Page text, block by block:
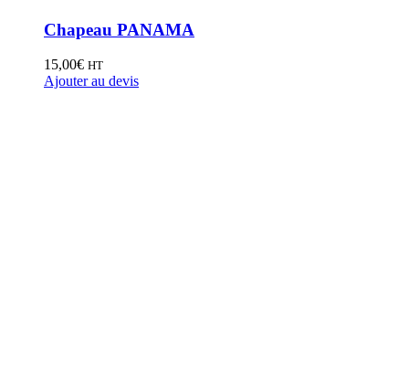
Chapeau PANAMA
15,00€ HT
Ajouter au devis